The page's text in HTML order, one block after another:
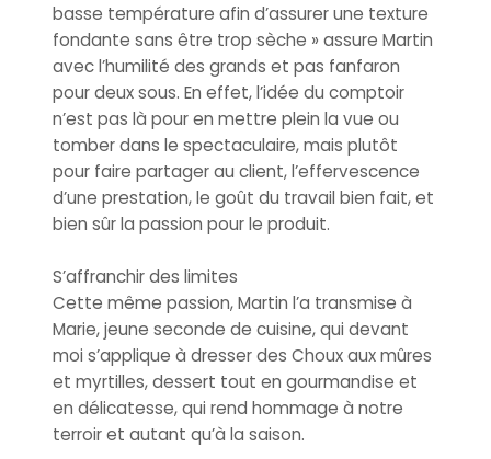
basse température afin d’assurer une texture
fondante sans être trop sèche » assure Martin
avec l’humilité des grands et pas fanfaron
pour deux sous. En effet, l’idée du comptoir
n’est pas là pour en mettre plein la vue ou
tomber dans le spectaculaire, mais plutôt
pour faire partager au client, l’effervescence
d’une prestation, le goût du travail bien fait, et
bien sûr la passion pour le produit.
S’affranchir des limites
Cette même passion, Martin l’a transmise à
Marie, jeune seconde de cuisine, qui devant
moi s’applique à dresser des Choux aux mûres
et myrtilles, dessert tout en gourmandise et
en délicatesse, qui rend hommage à notre
terroir et autant qu’à la saison.